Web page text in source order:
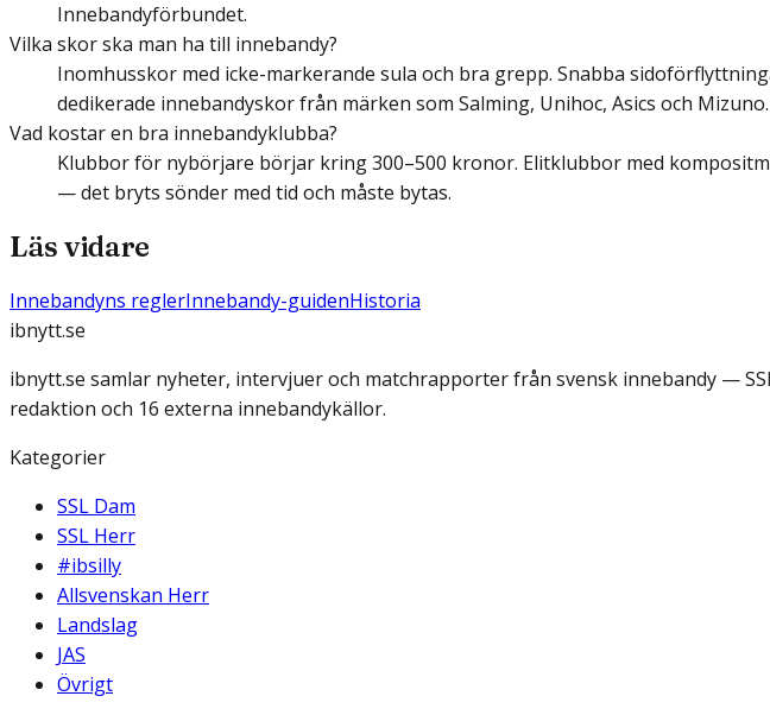
Innebandyförbundet.
Vilka skor ska man ha till innebandy?
Inomhusskor med icke-markerande sula och bra grepp. Snabba
dedikerade innebandyskor från märken som Salming, Unihoc, Asics och Mizuno.
Vad kostar en bra innebandyklubba?
Klubbor för nybörjare börjar kring 300–500 kronor. Elitklubbor med
— det bryts sönder med tid och måste bytas.
Läs vidare
Innebandyns reglerInnebandy-guidenHistoria
ibnytt.se
ibnytt.se samlar nyheter, intervjuer och matchrapporter från svensk innebandy —
redaktion och 16 externa innebandykällor.
Kategorier
SSL Dam
SSL Herr
#ibsilly
Allsvenskan Herr
Landslag
JAS
Övrigt